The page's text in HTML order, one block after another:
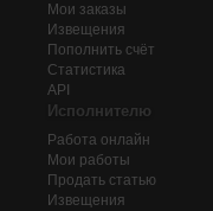
Мои заказы
Извещения
Пополнить счёт
Статистика
API
Исполнителю
Работа онлайн
Мои работы
Продать статью
Извещения